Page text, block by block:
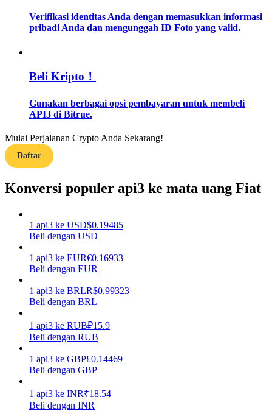
Menghasilkan
Babi Kekuatan
Verifikasi identitas Anda dengan memasukkan informasi
pribadi Anda dan mengunggah ID Foto yang valid.
Beli Kripto！
Gunakan berbagai opsi pembayaran untuk membeli
API3 di Bitrue.
Mulai Perjalanan Crypto Anda Sekarang!
Daftar
Konversi populer api3 ke mata uang Fiat
1 api3 ke USD$0.19485
Beli dengan USD
1 api3 ke EUR€0.16933
Beli dengan EUR
1 api3 ke BRLR$0.99323
Beli dengan BRL
1 api3 ke RUB₽15.9
Beli dengan RUB
1 api3 ke GBP£0.14469
Beli dengan GBP
1 api3 ke INR₹18.54
Beli dengan INR